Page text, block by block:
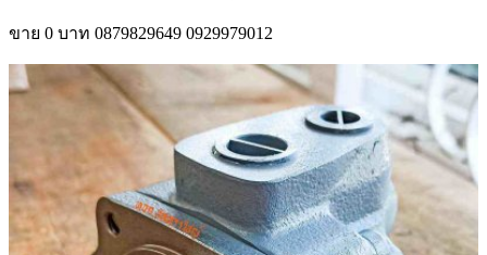
ขาย 0 บาท 0879829649 0929979012